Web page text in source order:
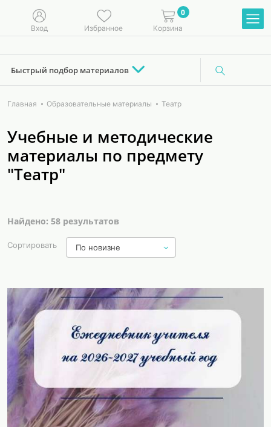
Вход Избранное
0
Корзина
Быстрый подбор материалов
Главная Образовательные материалы Театр
Учебные и методические
материалы по предмету
"Театр"
Найдено: 58 результатов
Сортировать По новизне